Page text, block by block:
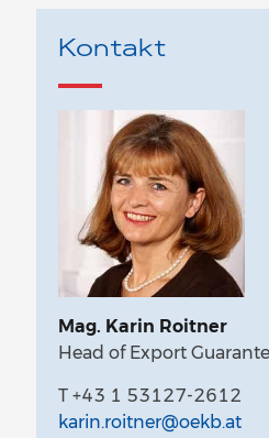
Kontakt
Mag. Karin Roitner
Head of Export
T +43 1 53127-2612
karin.roitner@oekb.at